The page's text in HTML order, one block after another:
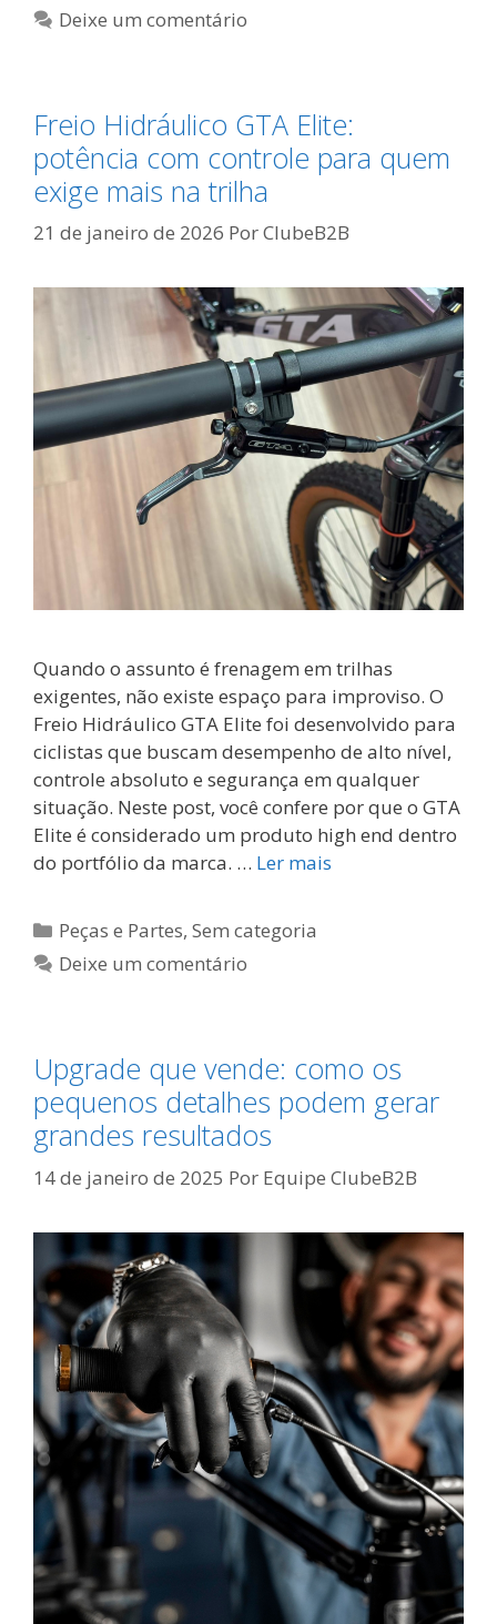
Deixe um comentário
Freio Hidráulico GTA Elite:
potência com controle para quem
exige mais na trilha
21 de janeiro de 2026 PorClubeB2B
Quando o assunto é frenagem em trilhas
exigentes, não existe espaço para improviso. O
Freio Hidráulico GTA Elite foi desenvolvido para
ciclistas que buscam desempenho de alto nível,
controle absoluto e segurança em qualquer
situação. Neste post, você confere por que o GTA
Elite é considerado um produto high end dentro
do portfólio da marca. … Ler mais
Categorias
Peças e Partes,Sem categoria
Deixe um comentário
Upgrade que vende: como os
pequenos detalhes podem gerar
grandes resultados
14 de janeiro de 2025 Por Equipe ClubeB2B